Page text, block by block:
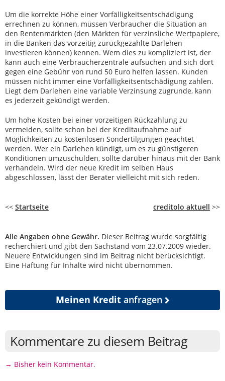
Um die korrekte Höhe einer Vorfälligkeitsentschädigung
errechnen zu können, müssen Verbraucher die Situation an
den Rentenmärkten (den Märkten für verzinsliche Wertpapiere,
in die Banken das vorzeitig zurückgezahlte Darlehen
investieren können) kennen. Wem dies zu kompliziert ist, der
kann auch eine Verbraucherzentrale aufsuchen und sich dort
gegen eine Gebühr von rund 50 Euro helfen lassen. Kunden
müssen nicht immer eine Vorfälligkeitsentschädigung zahlen.
Liegt dem Darlehen eine variable Verzinsung zugrunde, kann
es jederzeit gekündigt werden.
Um hohe Kosten bei einer vorzeitigen Rückzahlung zu
vermeiden, sollte schon bei der Kreditaufnahme auf
Möglichkeiten zu kostenlosen Sondertilgungen geachtet
werden. Wer ein Darlehen kündigt, um es zu günstigeren
Konditionen umzuschulden, sollte darüber hinaus mit der Bank
verhandeln. Wird der neue Kredit im selben Haus
abgeschlossen, lässt der Berater vielleicht mit sich reden.
<< Startseite creditolo aktuell >>
Alle Angaben ohne Gewähr. Dieser Beitrag wurde sorgfältig
recherchiert und gibt den Sachstand vom 23.07.2009 wieder.
Neuere Entwicklungen sind im Beitrag nicht berücksichtigt.
Eine Haftung für Inhalte wird nicht übernommen.
Meinen Kreditanfragen
Kommentare zu diesem Beitrag
→ Bisher kein Kommentar.